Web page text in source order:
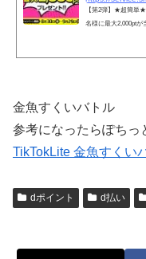
【第2弾】★超簡単
名様に最大2,000ptが
金魚すくいバトル
参考になったらぽちっ
TikTokLite 金魚すくい
dポイント d払い